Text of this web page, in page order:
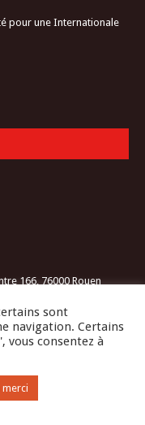
pour une Internationale
166, 76000 Rouen
sont
navigation. Certains
vous consentez à
merci